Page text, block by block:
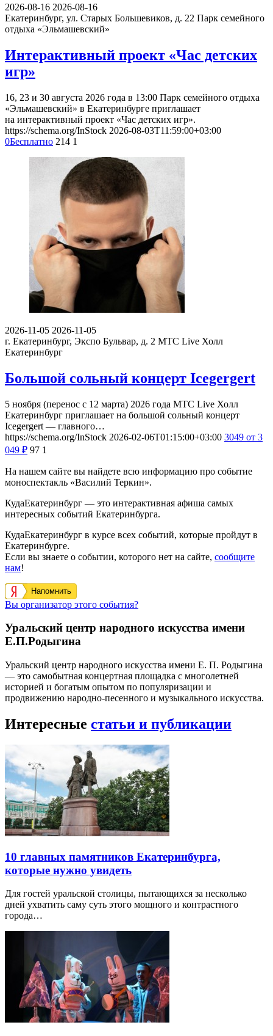
2026-08-16 2026-08-16
Екатеринбург, ул. Старых Большевиков, д. 22 Парк семейного
отдыха «Эльмашевский»
Интерактивный проект «Час детских
игр»
16, 23 и 30 августа 2026 года в 13:00 Парк семейного отдыха
«Эльмашевский» в Екатеринбурге приглашает
на интерактивный проект «Час детских игр».
https://schema.org/InStock 2026-08-03T11:59:00+03:00
0Бесплатно 214 1
2026-11-05 2026-11-05
г. Екатеринбург, Экспо Бульвар, д. 2 МТС Live Холл
Екатеринбург
Большой сольный концерт Icegergert
5 ноября (перенос с 12 марта) 2026 года МТС Live Холл
Екатеринбург приглашает на большой сольный концерт
Icegergert — главного…
https://schema.org/InStock 2026-02-06T01:15:00+03:00 3049 от 3
049 ₽ 97 1
На нашем сайте вы найдете всю информацию про событие
моноспектакль «Василий Теркин».
КудаЕкатеринбург — это интерактивная афиша самых
интересных событий Екатеринбурга.
КудаЕкатеринбург в курсе всех событий, которые пройдут в
Екатеринбурге.
Если вы знаете о событии, которого нет на сайте, сообщите
нам!
Напомнить
Вы организатор этого события?
Уральский центр народного искусства имени
Е.П.Родыгина
Уральский центр народного искусства имени Е. П. Родыгина
— это самобытная концертная площадка с многолетней
историей и богатым опытом по популяризации и
продвижению народно-песенного и музыкального искусства.
Интересные статьи и публикации
10 главных памятников Екатеринбурга,
которые нужно увидеть
Для гостей уральской столицы, пытающихся за несколько
дней ухватить саму суть этого мощного и контрастного
города…